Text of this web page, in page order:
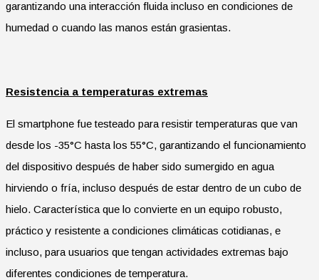
garantizando una interacción fluida incluso en condiciones de
humedad o cuando las manos están grasientas.
Resistencia a temperaturas extremas
El smartphone fue testeado para resistir temperaturas que van
desde los -35°C hasta los 55°C, garantizando el funcionamiento
del dispositivo después de haber sido sumergido en agua
hirviendo o fría, incluso después de estar dentro de un cubo de
hielo. Característica que lo convierte en un equipo robusto,
práctico y resistente a condiciones climáticas cotidianas, e
incluso, para usuarios que tengan actividades extremas bajo
diferentes condiciones de temperatura.